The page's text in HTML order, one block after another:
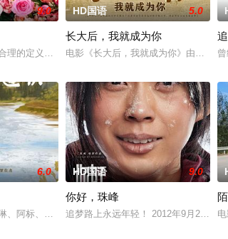
队追求自己的音乐梦想，并走出了困住他的亲情隔阂
9.0
理的定义，它是梦开始的地方，没有深思熟虑，只有
HD国语 5.0
长大后，我就成为你
电影《长大后，我就成为你》由中共
退休市文化局干部张乐进心系故土，毅然回村助力振
6.0
、阿标、梁兴、林雪宜在网上相约轻生，他们来到一
HD国语 9.0
你好，珠峰
追梦路上永远年轻！ 2012年9月28号